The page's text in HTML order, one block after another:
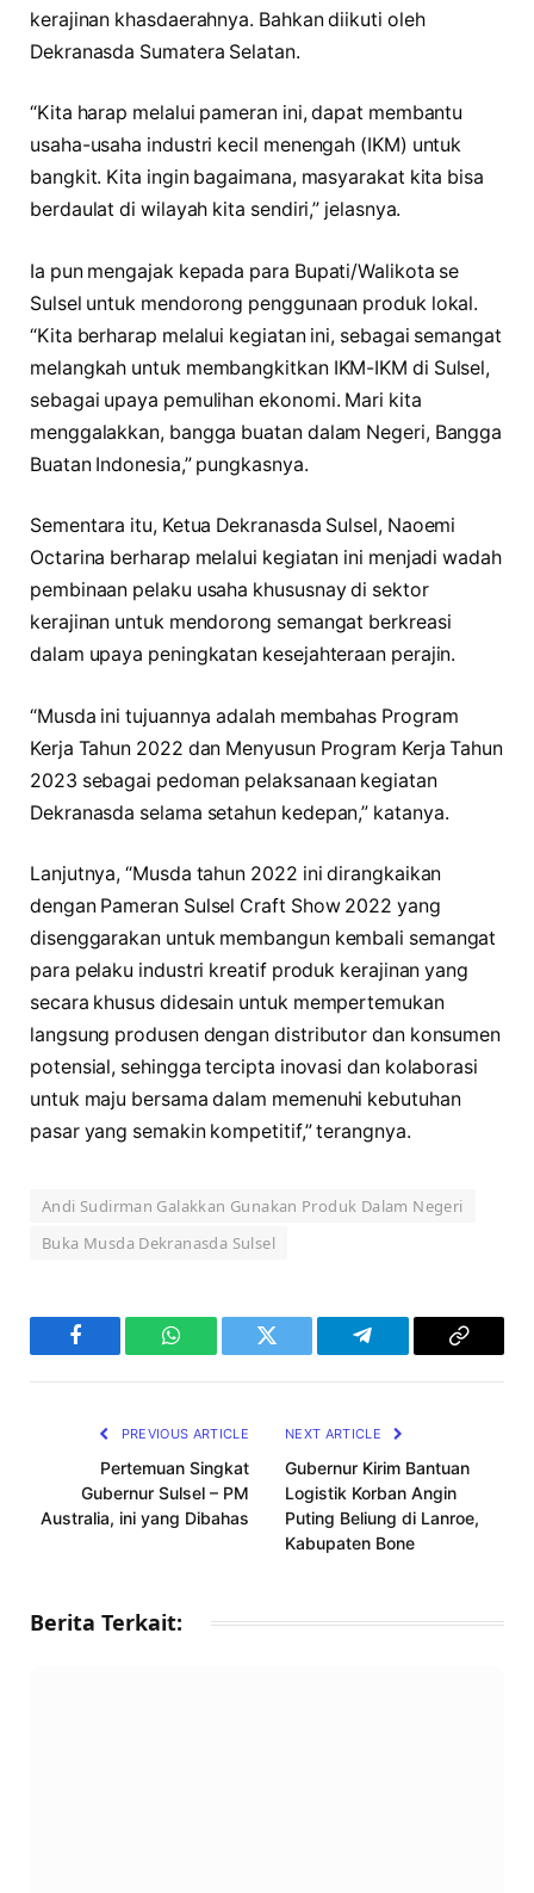
kerajinan khasdaerahnya. Bahkan diikuti oleh
Dekranasda Sumatera Selatan.
“Kita harap melalui pameran ini, dapat membantu
usaha-usaha industri kecil menengah (IKM) untuk
bangkit. Kita ingin bagaimana, masyarakat kita bisa
berdaulat di wilayah kita sendiri,” jelasnya.
Ia pun mengajak kepada para Bupati/Walikota se
Sulsel untuk mendorong penggunaan produk lokal.
“Kita berharap melalui kegiatan ini, sebagai semangat
melangkah untuk membangkitkan IKM-IKM di Sulsel,
sebagai upaya pemulihan ekonomi. Mari kita
menggalakkan, bangga buatan dalam Negeri, Bangga
Buatan Indonesia,” pungkasnya.
Sementara itu, Ketua Dekranasda Sulsel, Naoemi
Octarina berharap melalui kegiatan ini menjadi wadah
pembinaan pelaku usaha khususnay di sektor
kerajinan untuk mendorong semangat berkreasi
dalam upaya peningkatan kesejahteraan perajin.
“Musda ini tujuannya adalah membahas Program
Kerja Tahun 2022 dan Menyusun Program Kerja Tahun
2023 sebagai pedoman pelaksanaan kegiatan
Dekranasda selama setahun kedepan,” katanya.
Lanjutnya, “Musda tahun 2022 ini dirangkaikan
dengan Pameran Sulsel Craft Show 2022 yang
disenggarakan untuk membangun kembali semangat
para pelaku industri kreatif produk kerajinan yang
secara khusus didesain untuk mempertemukan
langsung produsen dengan distributor dan konsumen
potensial, sehingga tercipta inovasi dan kolaborasi
untuk maju bersama dalam memenuhi kebutuhan
pasar yang semakin kompetitif,” terangnya.
Andi Sudirman Galakkan Gunakan Produk Dalam Negeri
Buka Musda Dekranasda Sulsel
Facebook WhatsAppTwitter Telegram
Copy
PREVIOUS ARTICLE
Pertemuan Singkat
Gubernur Sulsel – PM
Australia, ini yang Dibahas
NEXT ARTICLE
Gubernur Kirim Bantuan
Logistik Korban Angin
Puting Beliung di Lanroe,
Kabupaten Bone
Berita Terkait: